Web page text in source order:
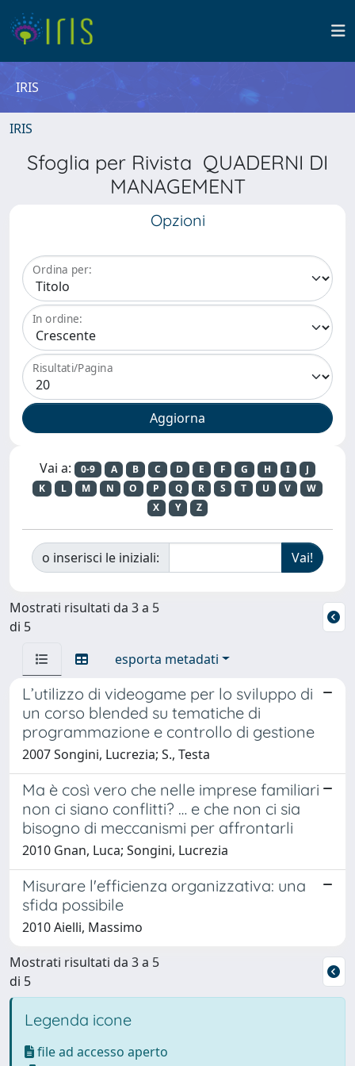
IRIS
IRIS
Sfoglia per Rivista QUADERNI DI
MANAGEMENT
Opzioni
Ordina per:
In ordine:
Risultati/Pagina
Vai a: 0-9 A B C D E F G H I
J
K
L M N O P Q R S T U V
W
X
Y Z
o inserisci le iniziali:
Mostrati risultati da 3 a 5
di 5
esporta metadati
L’utilizzo di videogame per lo sviluppo di
un corso blended su tematiche di
programmazione e controllo di gestione
2007 Songini, Lucrezia; S., Testa
Ma è così vero che nelle imprese familiari
non ci siano conflitti? … e che non ci sia
bisogno di meccanismi per affrontarli
2010 Gnan, Luca; Songini, Lucrezia
Misurare l'efficienza organizzativa: una
sfida possibile
2010 Aielli, Massimo
Mostrati risultati da 3 a 5
di 5
Legenda icone
file ad accesso aperto